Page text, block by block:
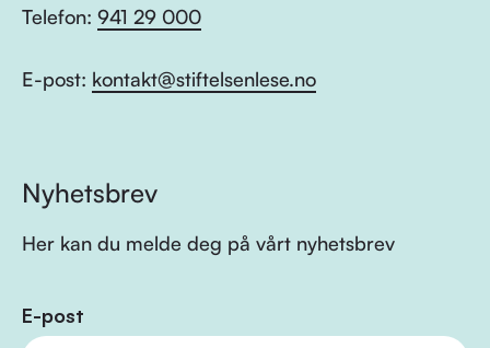
Telefon: 941 29 000
E-post: kontakt@stiftelsenlese.no
Nyhetsbrev
Her kan du melde deg på vårt nyhetsbrev
E-post